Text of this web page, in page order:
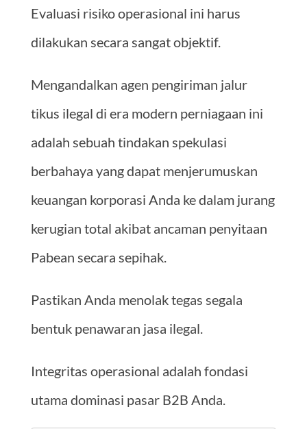
Evaluasi risiko operasional ini harus
dilakukan secara sangat objektif.
Mengandalkan agen pengiriman jalur
tikus ilegal di era modern perniagaan ini
adalah sebuah tindakan spekulasi
berbahaya yang dapat menjerumuskan
keuangan korporasi Anda ke dalam jurang
kerugian total akibat ancaman penyitaan
Pabean secara sepihak.
Pastikan Anda menolak tegas segala
bentuk penawaran jasa ilegal.
Integritas operasional adalah fondasi
utama dominasi pasar B2B Anda.